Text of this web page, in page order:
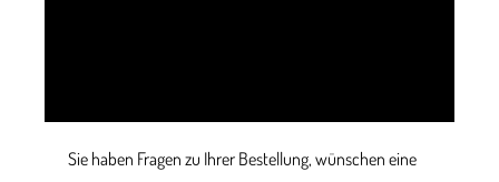
Sie haben Fragen zu Ihrer Bestellung, wünschen eine